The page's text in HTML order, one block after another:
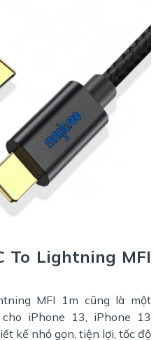
To Lightning MFI
MFI 1m cũng là một
iPhone 13, iPhone 13
kế nhỏ gọn, tiện lợi, tốc độ